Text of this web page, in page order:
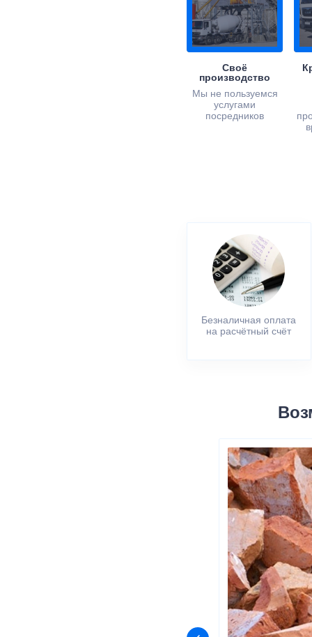
Своё
производство
Мы не пользуемся
услугами
посредников
Безналичная оплата
на расчётный счёт